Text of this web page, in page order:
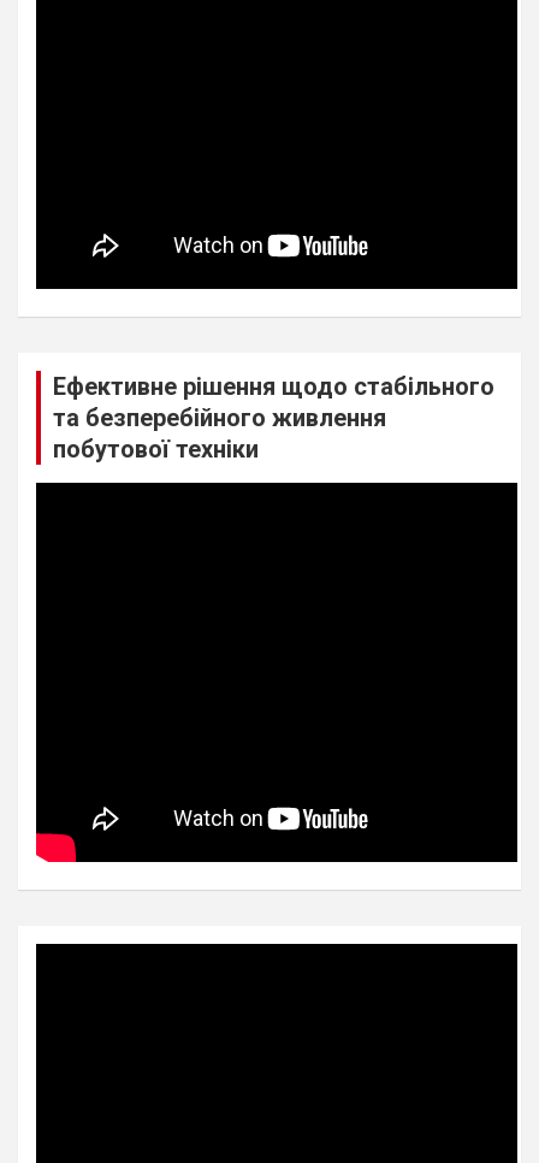
Ефективне рішення щодо стабільного
та безперебійного живлення
побутової техніки